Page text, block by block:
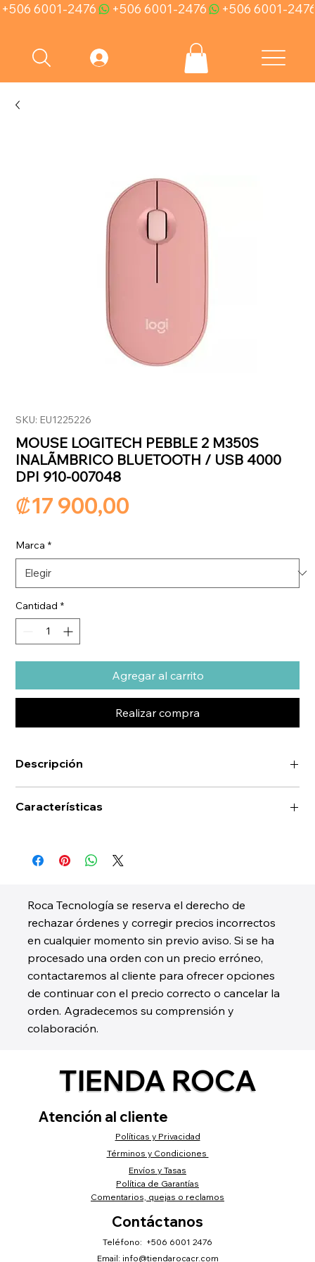
+506 6001-2476
Roca Tecnología se reserva el derecho de
rechazar órdenes y corregir precios incorrectos
en cualquier momento sin previo aviso. Si se ha
procesado una orden con un precio erróneo,
contactaremos al cliente para ofrecer opciones
de continuar con el precio correcto o cancelar la
orden. Agradecemos su comprensión y
colaboración.
SKU: EU1225226
MOUSE LOGITECH PEBBLE 2 M350S
INALÃMBRICO BLUETOOTH / USB 4000
DPI 910-007048
₡17 900,00
Marca *
Cantidad *
Agregar al carrito
Realizar compra
Descripción
Características
TIENDA ROCA
Atención al cliente
Políticas y Privacidad
Términos y Condiciones
Envíos y Tasas
Política de Garantías
Comentarios, quejas o reclamos
Contáctanos
Teléfono: +506 6001 2476
Email: info@tiendarocacr.com